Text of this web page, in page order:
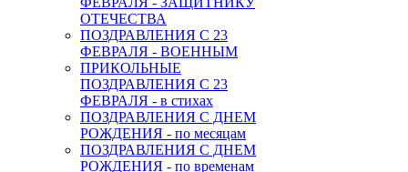
ОТЕЧЕСТВА
ПОЗДРАВЛЕНИЯ С 23
ФЕВРАЛЯ - ВОЕННЫМ
ПРИКОЛЬНЫЕ
ПОЗДРАВЛЕНИЯ С 23
ФЕВРАЛЯ - в стихах
ПОЗДРАВЛЕНИЯ С ДНЕМ
РОЖДЕНИЯ - по месяцам
ПОЗДРАВЛЕНИЯ С ДНЕМ
РОЖДЕНИЯ - по временам